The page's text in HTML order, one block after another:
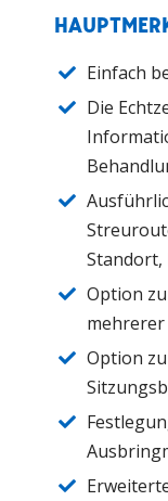
Einfach
Die
Standort,
Option
Option